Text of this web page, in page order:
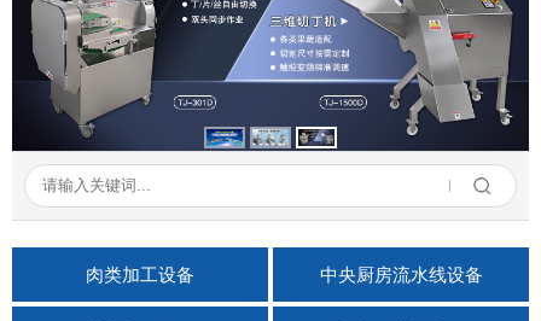
产品展示
新闻资讯
成功案例
在线留言
联系我们
肉类加工设备 中央厨房流水线设备